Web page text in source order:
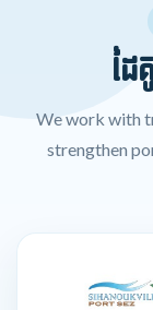
ដៃ
We work with
strengthen